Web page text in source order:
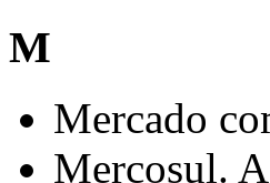
M
Mercado
Mercosul.